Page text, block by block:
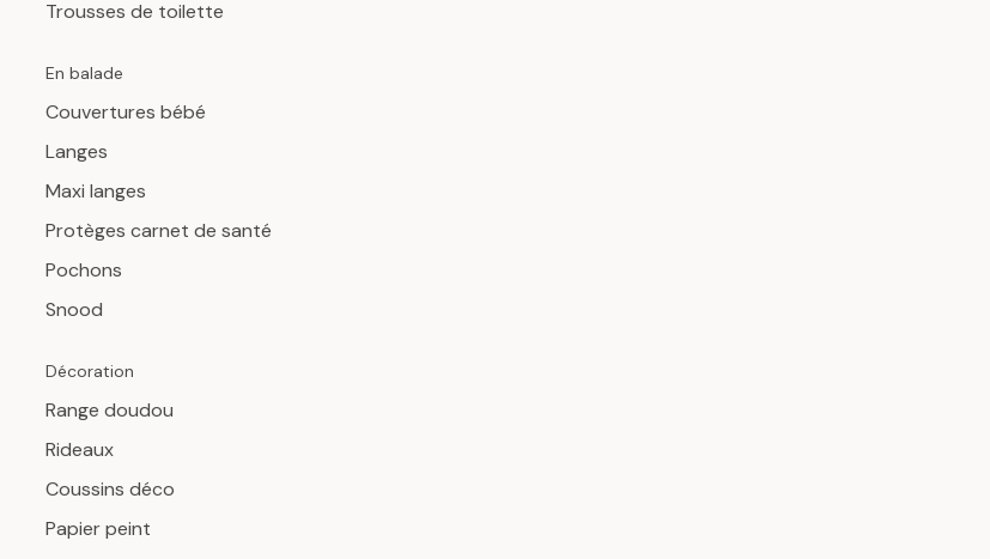
Trousses de toilette
En balade
Couvertures bébé
Langes
Maxi langes
Protèges carnet de santé
Pochons
Snood
Décoration
Range doudou
Rideaux
Coussins déco
Papier peint